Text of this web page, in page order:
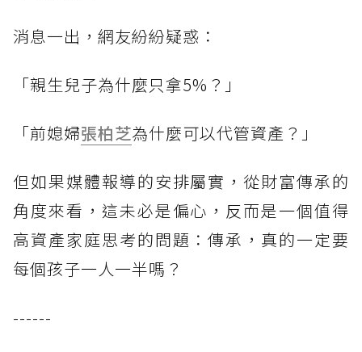
消息一出，網友紛紛疑惑：
「親生兒子為什麼只拿5%？」
「前媳婦張柏芝為什麼可以代管資產？」
但如果媒體報導的安排屬實，從財富傳承的
角度來看，這未必是偏心，反而是一個值得
高資產家庭思考的問題：傳承，真的一定要
每個孩子一人一半嗎？
------